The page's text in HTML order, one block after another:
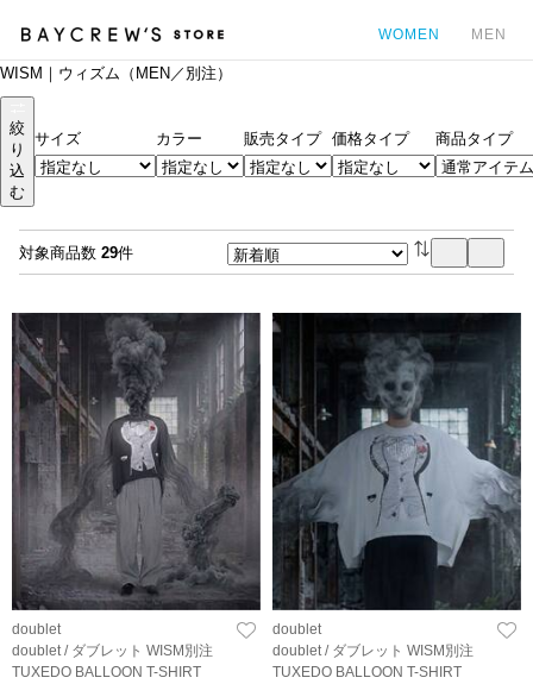
WOMEN MEN
WISM｜ウィズム（MEN／別注）
絞
り
込
む
サイズ カラー 販売タイプ 価格タイプ 商品タイプ
対象商品数 29件
doublet
doublet / ダブレット WISM別注
TUXEDO BALLOON T-SHIRT
doublet
doublet / ダブレット WISM別注
TUXEDO BALLOON T-SHIRT